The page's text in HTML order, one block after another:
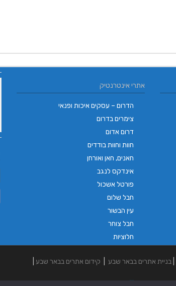
אתרי אינטרנטיק
הדרום – עסקים איכות ופנאי
צימרים בדרום
דרום אדום
חוות וחוות בודדים
חאנים, חאן ואורחן
אינדקס לנגב
פורטל אשכול
חבל שלום
עין הבשור
חבל צוחר
חלוציות
בניית אתרים בבאר שבע קידום אתרים בבאר שבע